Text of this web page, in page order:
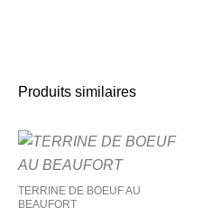
Produits similaires
TERRINE DE BOEUF AU
BEAUFORT